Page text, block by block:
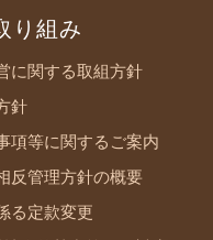
り組み
に関する取組方針
針
項等に関するご案内
反管理方針の概要
る定款変更